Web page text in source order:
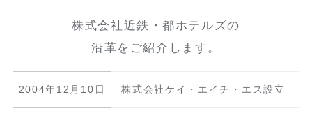
株式会社近鉄・都ホテルズの
沿革をご紹介します。
2004年12月10日 株式会社ケイ・エイチ・エス設立